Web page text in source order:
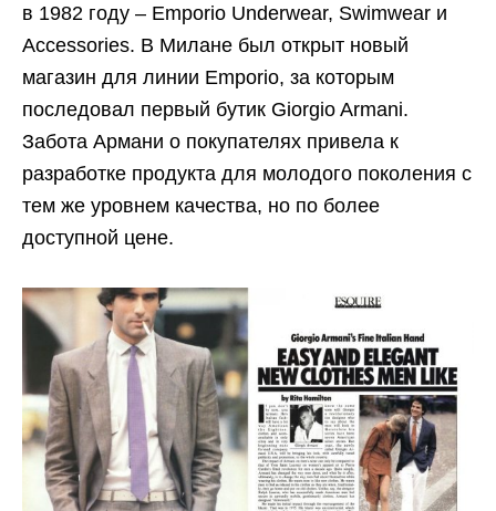
в 1982 году – Emporio Underwear, Swimwear и
Accessories. В Милане был открыт новый
магазин для линии Emporio, за которым
последовал первый бутик Giorgio Armani.
Забота Армани о покупателях привела к
разработке продукта для молодого поколения с
тем же уровнем качества, но по более
доступной цене.